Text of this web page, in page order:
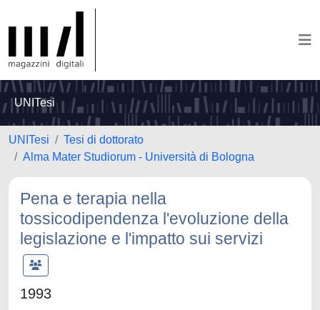
UNITesi
UNITesi
Tesi di dottorato
Alma Mater Studiorum - Università di Bologna
Pena e terapia nella
tossicodipendenza l'evoluzione della
legislazione e l'impatto sui servizi
1993